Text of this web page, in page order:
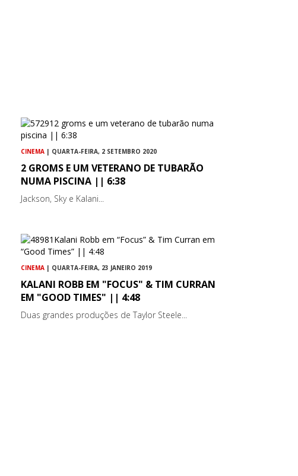
CINEMA | QUARTA-FEIRA, 2 SETEMBRO 2020
2 GROMS E UM VETERANO DE TUBARÃO
NUMA PISCINA || 6:38
Jackson, Sky e Kalani...
CINEMA | QUARTA-FEIRA, 23 JANEIRO 2019
KALANI ROBB EM "FOCUS" & TIM CURRAN
EM "GOOD TIMES" || 4:48
Duas grandes produções de Taylor Steele...